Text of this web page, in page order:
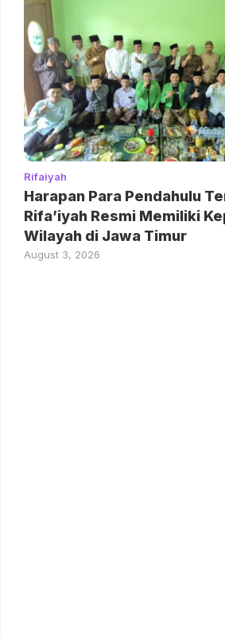
Rifaiyah
Harapan Para Pendahulu
Rifa’iyah Resmi Memiliki
Wilayah di Jawa Timur
August 3, 2026